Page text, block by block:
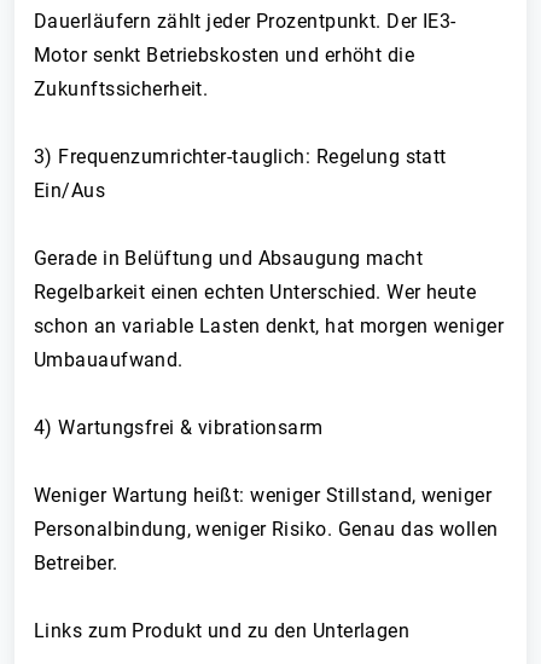
Dauerläufern zählt jeder Prozentpunkt. Der IE3-
Motor senkt Betriebskosten und erhöht die
Zukunftssicherheit.
3) Frequenzumrichter-tauglich: Regelung statt
Ein/Aus
Gerade in Belüftung und Absaugung macht
Regelbarkeit einen echten Unterschied. Wer heute
schon an variable Lasten denkt, hat morgen weniger
Umbauaufwand.
4) Wartungsfrei & vibrationsarm
Weniger Wartung heißt: weniger Stillstand, weniger
Personalbindung, weniger Risiko. Genau das wollen
Betreiber.
Links zum Produkt und zu den Unterlagen